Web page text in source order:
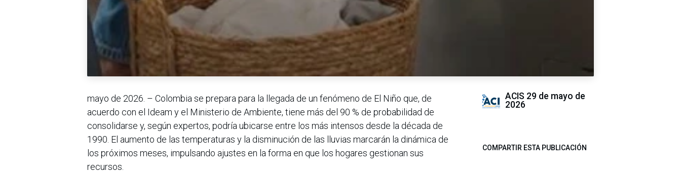
mayo de 2026. – Colombia se prepara para la llegada de un fenómeno de El Niño que, de
acuerdo con el Ideam y el Ministerio de Ambiente, tiene más del 90 % de probabilidad de
consolidarse y, según expertos, podría ubicarse entre los más intensos desde la década de
1990. El aumento de las temperaturas y la disminución de las lluvias marcarán la dinámica de
los próximos meses, impulsando ajustes en la forma en que los hogares gestionan sus
recursos.
ACIS 29 de mayo de
2026
COMPARTIR ESTA PUBLICACIÓN